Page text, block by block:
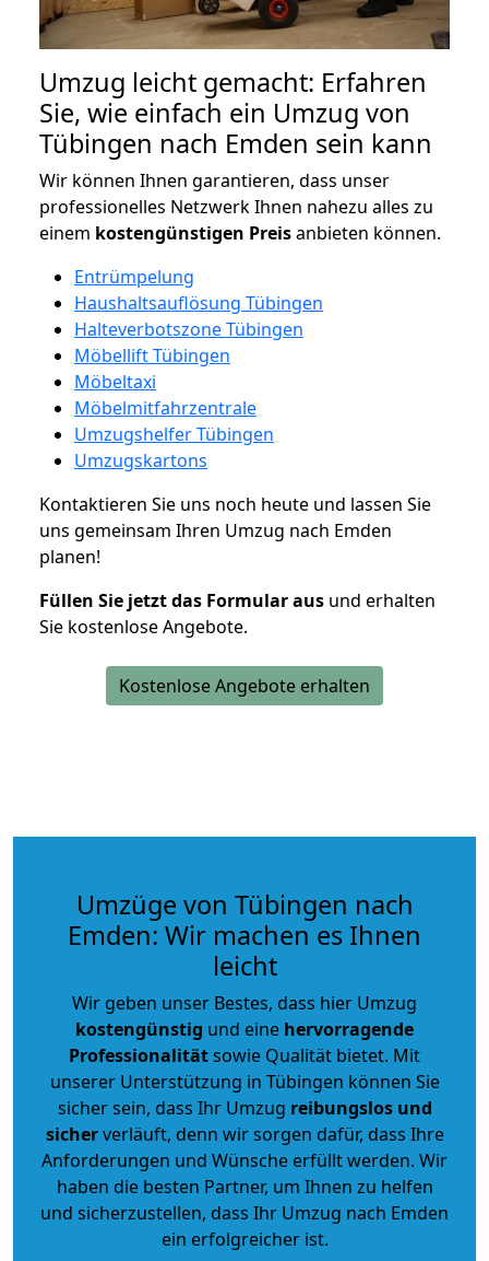
Umzug leicht gemacht: Erfahren
Sie, wie einfach ein Umzug von
Tübingen nach Emden sein kann
Wir können Ihnen garantieren, dass unser
professionelles Netzwerk Ihnen nahezu alles zu
einem kostengünstigen Preisanbieten können.
Entrümpelung
Haushaltsauflösung Tübingen
Halteverbotszone Tübingen
Möbellift Tübingen
Möbeltaxi
Möbelmitfahrzentrale
Umzugshelfer Tübingen
Umzugskartons
Kontaktieren Sie uns noch heute und lassen Sie
uns gemeinsam Ihren Umzug nach Emden
planen!
Füllen Sie jetzt das Formular aus und erhalten
Sie kostenlose Angebote.
Kostenlose Angebote erhalten
Umzüge von Tübingen nach
Emden: Wir machen es Ihnen
leicht
Wir geben unser Bestes, dass hier Umzug
kostengünstig und eine hervorragende
Professionalitätsowie Qualität bietet. Mit
unserer Unterstützung in Tübingen können Sie
sicher sein, dass Ihr Umzug reibungslos und
sicherverläuft, denn wir sorgen dafür, dass Ihre
Anforderungen und Wünsche erfüllt werden. Wir
haben die besten Partner, um Ihnen zu helfen
und sicherzustellen, dass Ihr Umzug nach Emden
ein erfolgreicher ist.